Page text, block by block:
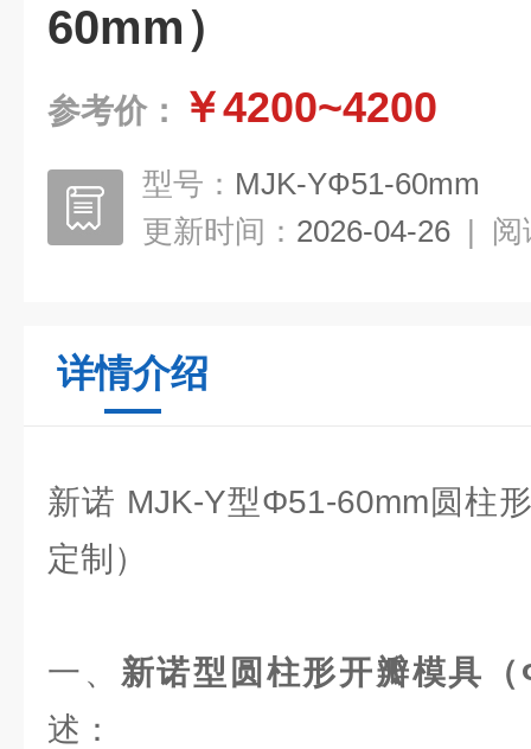
60mm）
参考价： ￥4200~4200
型号： MJK-YФ51-60mm
更新时间： 2026-04-26 | 阅
详情介绍
新诺 MJK-Y型Φ51-60mm圆柱
定制）
一、 新诺型圆柱形开瓣模具
述：